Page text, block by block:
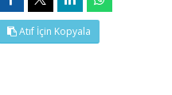
Atıf İçin Kopyala